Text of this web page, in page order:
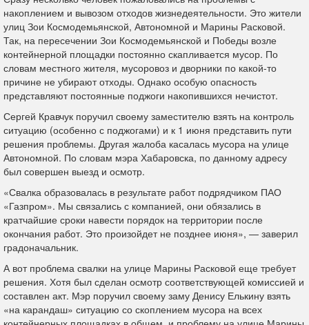
накоплением и вывозом отходов жизнедеятельности. Это жители
улиц Зои Космодемьянской, Автономной и Марины Расковой.
Так, на пересечении Зои Космодемьянской и Победы возле
контейнерной площадки постоянно скапливается мусор. По
словам местного жителя, мусоровоз и дворники по какой-то
причине не убирают отходы. Однако особую опасность
представляют постоянные поджоги накопившихся нечистот.
Сергей Кравчук поручил своему заместителю взять на контроль
ситуацию (особенно с поджогами) и к 1 июня представить пути
решения проблемы. Другая жалоба касалась мусора на улице
Автономной. По словам мэра Хабаровска, по данному адресу
был совершен выезд и осмотр.
«Свалка образовалась в результате работ подрядчиком ПАО
«Газпром». Мы связались с компанией, они обязались в
кратчайшие сроки навести порядок на территории после
окончания работ. Это произойдет не позднее июня», — заверил
градоначальник.
А вот проблема свалки на улице Марины Расковой еще требует
решения. Хотя был сделан осмотр соответствующей комиссией и
составлен акт. Мэр поручил своему заму Денису Елькину взять
«на карандаш» ситуацию со скоплением мусора на всех